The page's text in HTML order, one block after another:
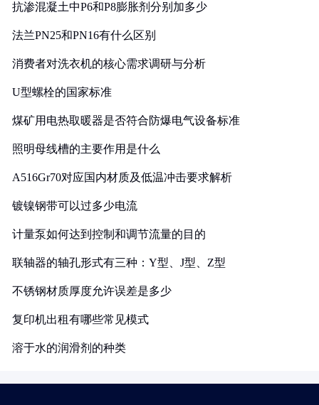
抗渗混凝土中P6和P8膨胀剂分别加多少
法兰PN25和PN16有什么区别
消费者对洗衣机的核心需求调研与分析
U型螺栓的国家标准
煤矿用电热取暖器是否符合防爆电气设备标准
照明母线槽的主要作用是什么
A516Gr70对应国内材质及低温冲击要求解析
镀镍钢带可以过多少电流
计量泵如何达到控制和调节流量的目的
联轴器的轴孔形式有三种：Y型、J型、Z型
不锈钢材质厚度允许误差是多少
复印机出租有哪些常见模式
溶于水的润滑剂的种类